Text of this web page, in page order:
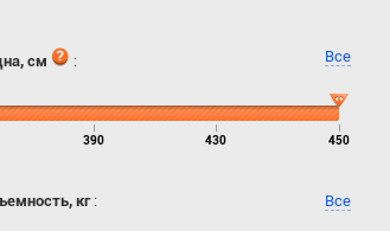
см : Все
390 430 450
кг: Все